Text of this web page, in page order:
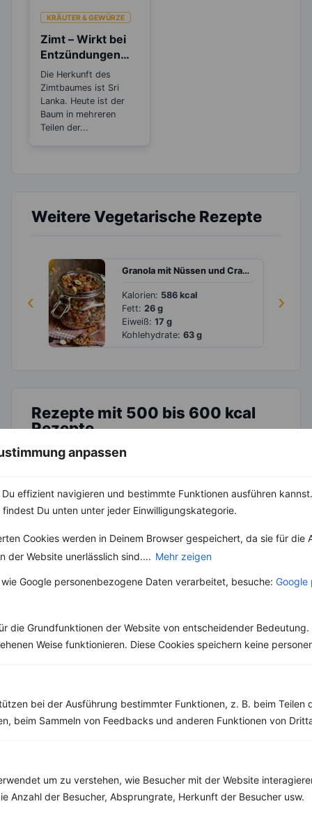
anpassen
effizient navigieren und bestimmte Funktionen ausführen
Du unten unter jeder Einwilligungskategorie.
Cookies werden in Deinem Browser gespeichert, da sie für die
der Website unerlässlich sind.... Mehr zeigen
Google personenbezogene Daten verarbeitet, besuche: Google
die Grundfunktionen der Website von entscheidender Bedeutung.
Weise funktionieren. Diese Cookies speichern keine
bei der Ausführung bestimmter Funktionen, z. B. beim Teilen
beim Sammeln von Feedbacks und anderen Funktionen von
um zu verstehen, wie Besucher mit der Website
Anzahl der Besucher, Absprungrate, Herkunft der Besucher usw.
KRÄUTER & GEWÜRZE
Zimt – Wirkt bei
Entzündungen
und Rheuma
Die Herkunft des
Zimtbaumes ist Sri
Lanka. Heute ist der
Baum in mehreren
Teilen der...
Weitere Vegetarische Rezepte
‹ ›
Granola mit Nüssen und Cranberries
Kalorien: 586 kcal
Fett:26 g
Eiweiß:17 g
Kohlehydrate:63 g
Rezepte mit 500 bis 600 kcal
Rezepte
‹ Kalorien:534 kcal
Eiweiß:
48 g